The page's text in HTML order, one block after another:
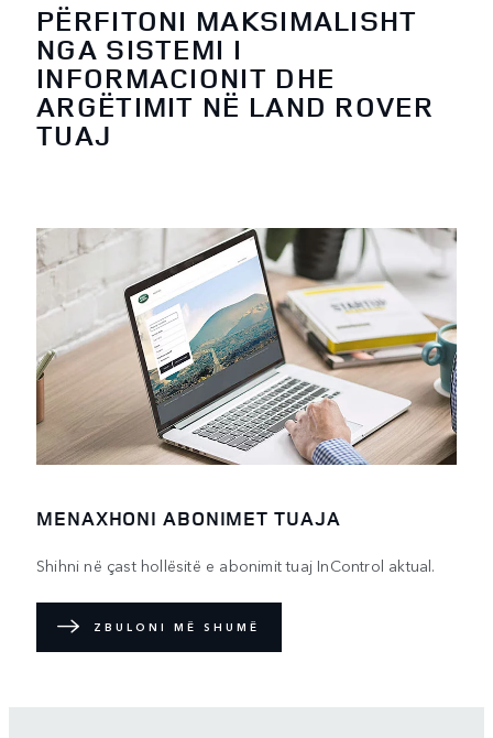
PËRFITONI MAKSIMALISHT
NGA SISTEMI I
INFORMACIONIT DHE
ARGËTIMIT NË LAND ROVER
TUAJ
MENAXHONI ABONIMET TUAJA
Shihni në çast hollësitë e abonimit tuaj InControl aktual.
ZBULONI MË SHUMË